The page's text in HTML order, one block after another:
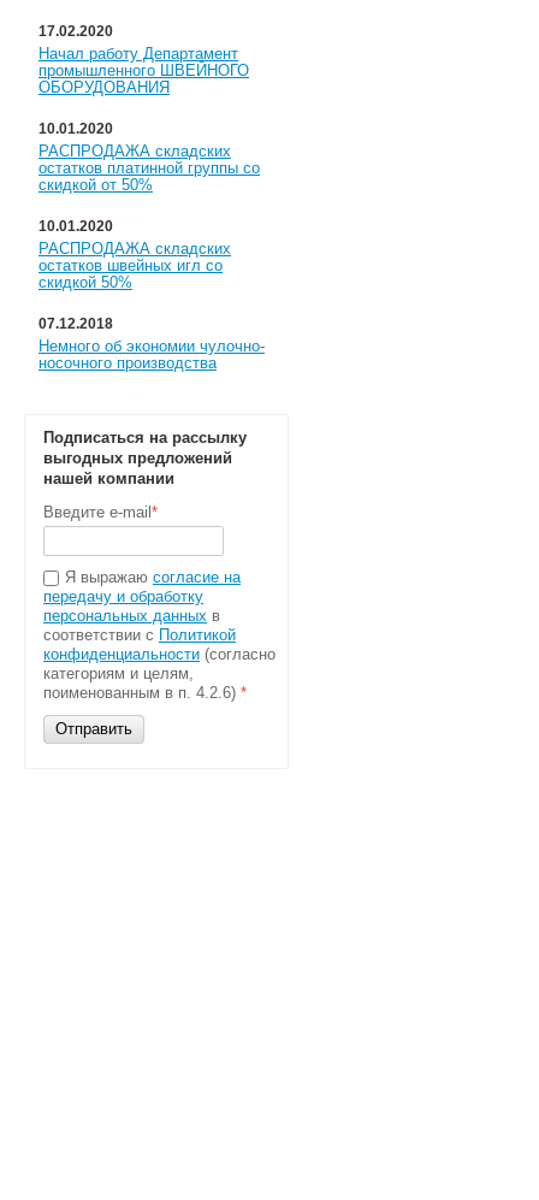
17.02.2020
Начал работу Департамент
промышленного ШВЕЙНОГО
ОБОРУДОВАНИЯ
10.01.2020
РАСПРОДАЖА складских
остатков платинной группы со
скидкой от 50%
10.01.2020
РАСПРОДАЖА складских
остатков швейных игл со
скидкой 50%
07.12.2018
Немного об экономии чулочно-
носочного производства
Подписаться на рассылку
выгодных предложений
нашей компании
Введите e-mail *
Я выражаю согласие на
передачу и обработку
персональных данных в
соответствии с Политикой
конфиденциальности (согласно
категориям и целям,
поименованным в п. 4.2.6) *
Отправить